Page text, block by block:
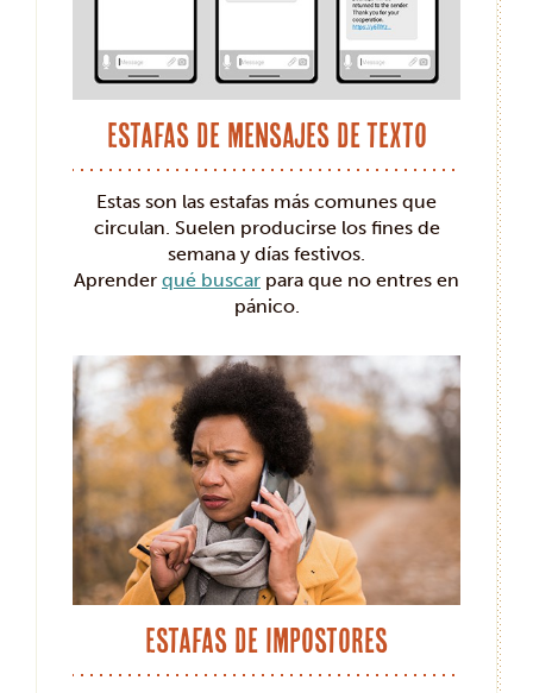
Estafas de mensajes de texto
Estas son las estafas más comunes que
circulan. Suelen producirse los fines de
semana y días festivos.
Aprender qué buscar para que no entres en
pánico.
Estafas de impostores